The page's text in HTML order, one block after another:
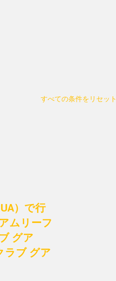
すべての条件をリセット
）で行
ムリーフ
グア
ラブ グア